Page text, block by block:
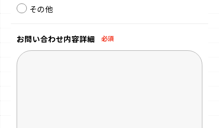
その他
お問い合わせ内容詳細 必須